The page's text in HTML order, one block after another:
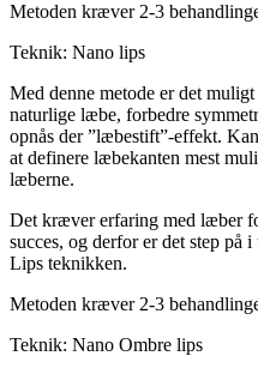
Metoden kræver 2-3
Teknik: Nano lips
Med denne metode er det
naturlige læbe, forbedre
opnås der ”læbestift”-effekt.
at definere læbekanten mest
læberne.
Det kræver erfaring med læber
succes, og derfor er det step på
Lips teknikken.
Metoden kræver 2-3
Teknik: Nano Ombre lips